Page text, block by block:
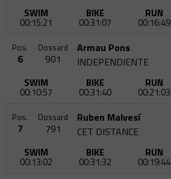
SWIM
00:15:21
BIKE
00:31:07
RUN
00:16:49
Pos.
6
Dossard
901
Armau Pons
INDEPENDIENTE
SWIM
00:10:57
BIKE
00:31:40
RUN
00:21:03
Pos.
7
Dossard
791
Ruben Malvesí
CET DISTANCE
SWIM
00:13:02
BIKE
00:31:32
RUN
00:19:44